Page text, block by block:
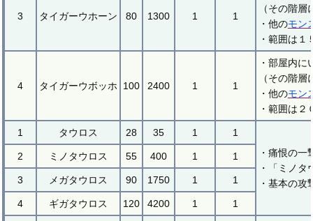
3 タイガーウホーン 80 1300 1 1
（その階層
・他のモン
・範囲は
4 タイガーウボッホ 100 2400 1 1
・部屋内に
（その階層
・他のモン
・範囲は
1 タウロス 28 35 1
1
・痛恨の
・「ミノ
・基本の
2 ミノタウロス 55 400 1 1
3 メガタウロス 90 1750 1 1
4 ギガタウロス 120 4200 1 1